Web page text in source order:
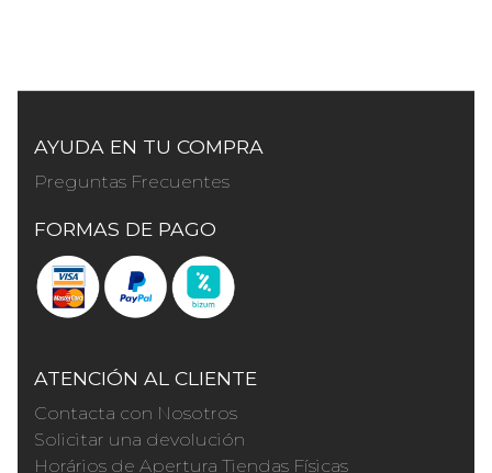
AYUDA EN TU COMPRA
Preguntas Frecuentes
FORMAS DE PAGO
ATENCIÓN AL CLIENTE
Contacta con Nosotros
Solicitar una devolución
Horários de Apertura Tiendas Físicas